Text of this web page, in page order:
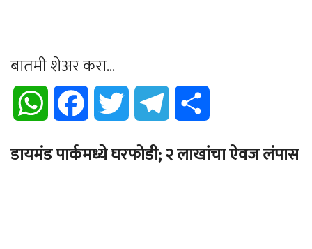
बातमी शेअर करा...
WhatsApp Facebook Twitter Telegram
डायमंड पार्कमध्ये घरफोडी; २ लाखांचा ऐवज लंपास